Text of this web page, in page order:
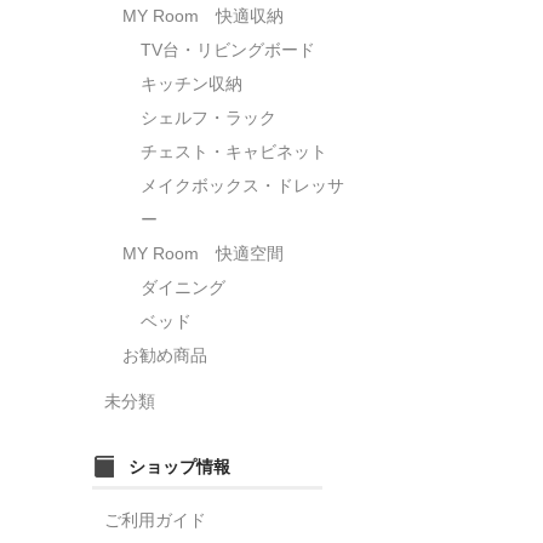
MY Room 快適収納
TV台・リビングボード
キッチン収納
シェルフ・ラック
チェスト・キャビネット
メイクボックス・ドレッサ
ー
MY Room 快適空間
ダイニング
ベッド
お勧め商品
未分類
ショップ情報
ご利用ガイド